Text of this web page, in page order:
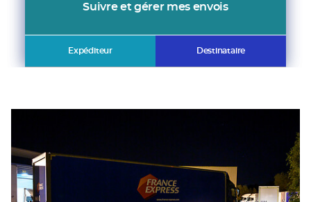
Suivre et gérer mes envois
Expéditeur Destinataire